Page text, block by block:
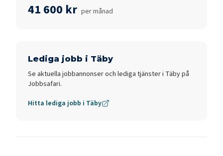
41 600 kr per månad
Lediga jobb i Täby
Se aktuella jobbannonser och lediga tjänster i Täbypå
Jobbsafari.
Hitta lediga jobb i Täby